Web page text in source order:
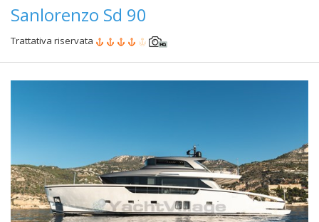
Sanlorenzo Sd 90
Trattativa riservata